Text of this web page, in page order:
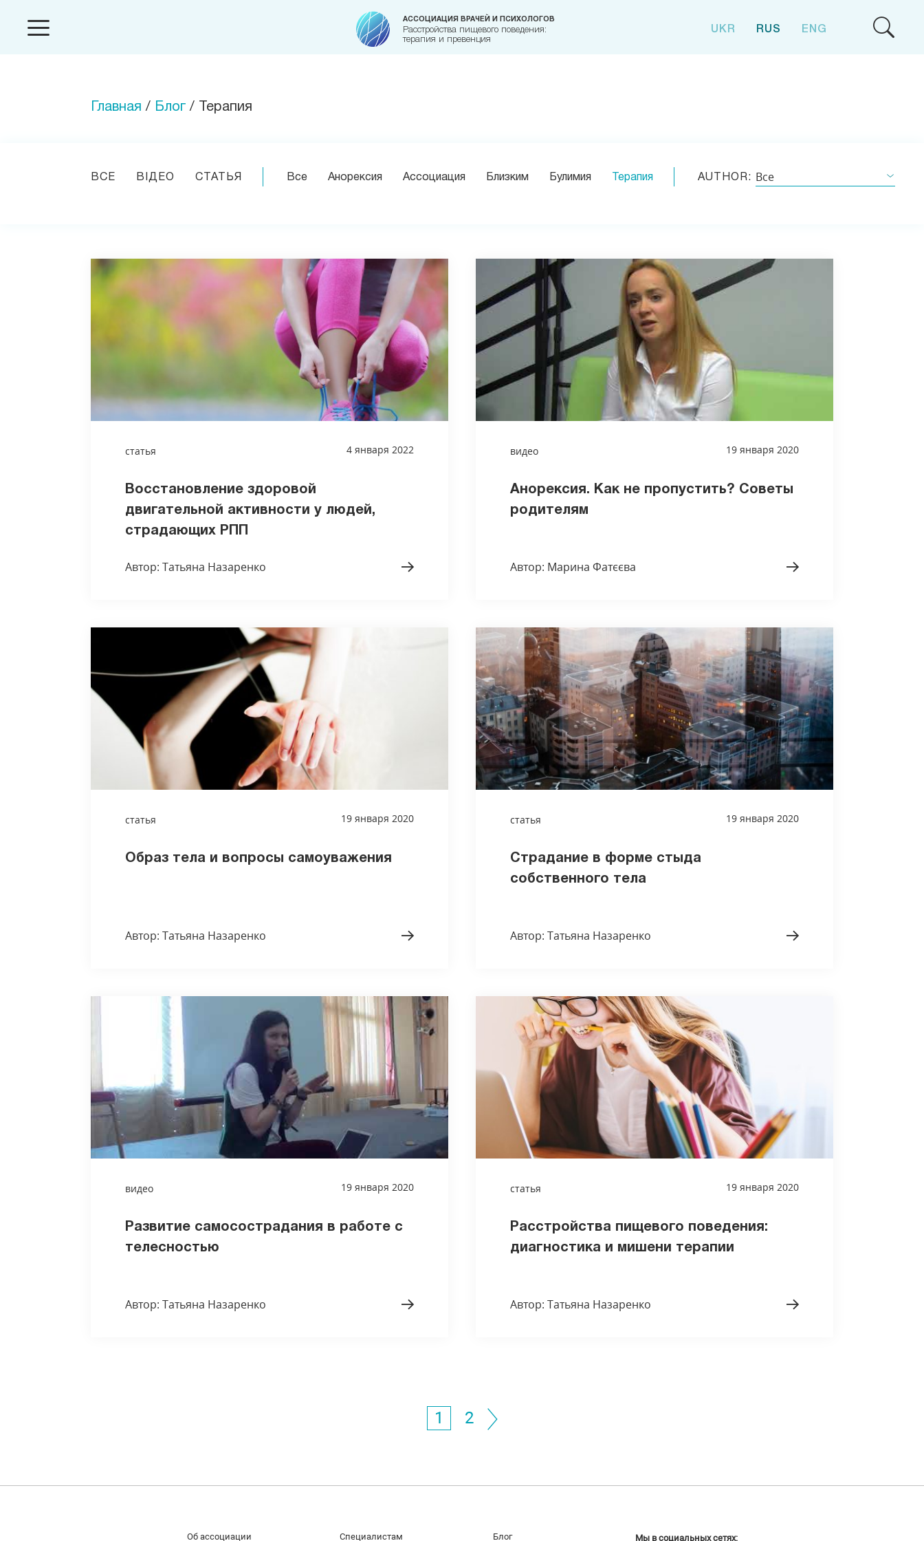
АССОЦИАЦИЯ ВРАЧЕЙ И ПСИХОЛОГОВ
Расстройства пищевого поведения:
терапия и превенция
UKR RUS ENG
Главная / Блог / Терапия
ВСЕ ВІДЕО СТАТЬЯ Все Анорексия Ассоциация Близким Булимия Терапия AUTHOR: Все
статья 4 января 2022
Восстановление здоровой
двигательной активности у людей,
страдающих РПП
Автор: Татьяна Назаренко
видео 19 января 2020
Анорексия. Как не пропустить? Советы
родителям
Автор: Марина Фатєєва
статья 19 января 2020
Образ тела и вопросы самоуважения
Автор: Татьяна Назаренко
статья 19 января 2020
Страдание в форме стыда
собственного тела
Автор: Татьяна Назаренко
видео 19 января 2020
Развитие самосострадания в работе с
телесностью
Автор: Татьяна Назаренко
статья 19 января 2020
Расстройства пищевого поведения:
диагностика и мишени терапии
Автор: Татьяна Назаренко
1 2
Об ассоциации Специалистам Блог Мы в социальных сетях: